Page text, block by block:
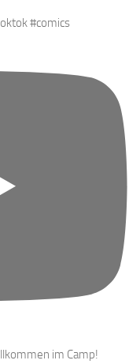
#comics
im Camp!